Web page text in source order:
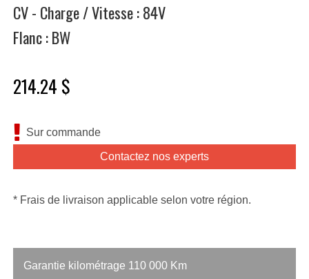
CV - Charge / Vitesse : 84V
Flanc : BW
214.24 $
Sur commande
Contactez nos experts
* Frais de livraison applicable selon votre région.
Garantie kilométrage 110 000 Km